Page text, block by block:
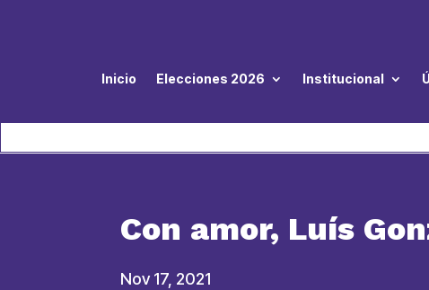
Inicio Elecciones 2026 Institucional
Con amor, Luís
Nov 17, 2021